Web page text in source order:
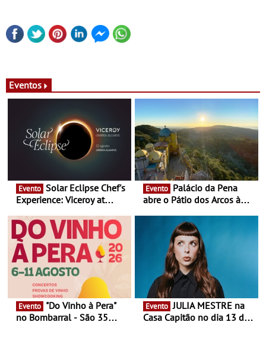
Eventos
Evento
Experience: Viceroy at
Michelin para uma noite
exclusiva
Evento
abre o Pátio dos Arcos à
Evento
no Bombarral - São 35
Evento JULIA MESTRE na
Casa Capitão no dia 13 de